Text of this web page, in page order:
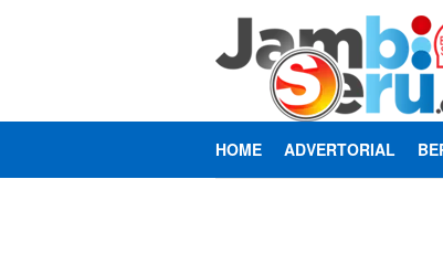
HOME ADVERTORIAL